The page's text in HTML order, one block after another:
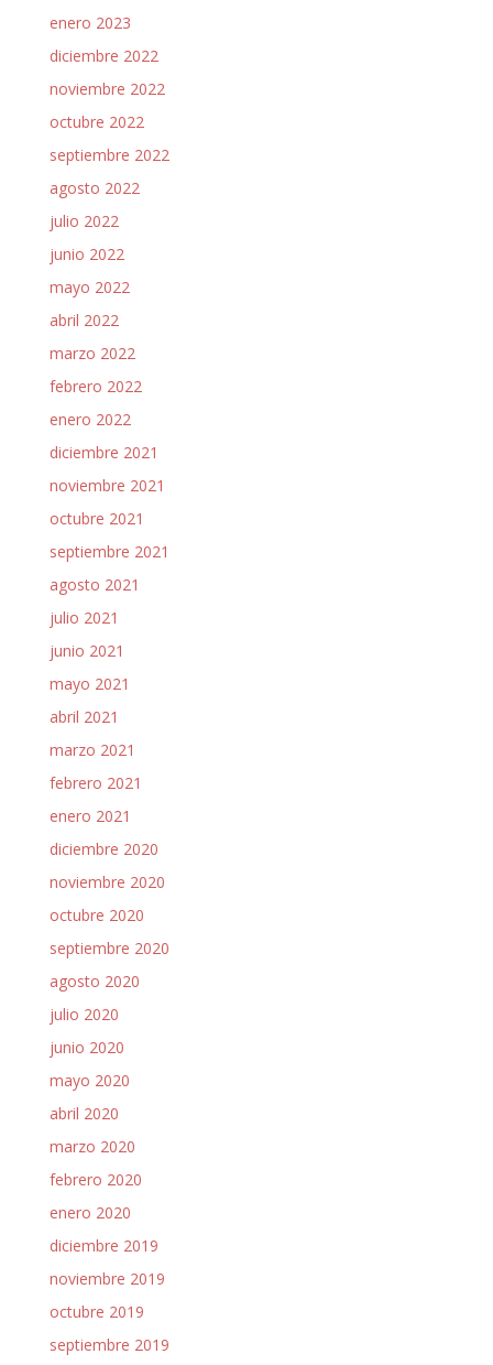
enero 2023
diciembre 2022
noviembre 2022
octubre 2022
septiembre 2022
agosto 2022
julio 2022
junio 2022
mayo 2022
abril 2022
marzo 2022
febrero 2022
enero 2022
diciembre 2021
noviembre 2021
octubre 2021
septiembre 2021
agosto 2021
julio 2021
junio 2021
mayo 2021
abril 2021
marzo 2021
febrero 2021
enero 2021
diciembre 2020
noviembre 2020
octubre 2020
septiembre 2020
agosto 2020
julio 2020
junio 2020
mayo 2020
abril 2020
marzo 2020
febrero 2020
enero 2020
diciembre 2019
noviembre 2019
octubre 2019
septiembre 2019